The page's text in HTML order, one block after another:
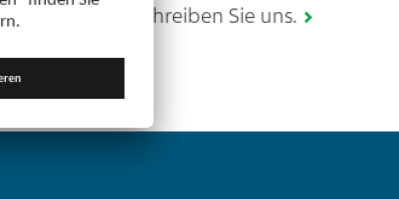
dem Login? Schreiben Sie uns.